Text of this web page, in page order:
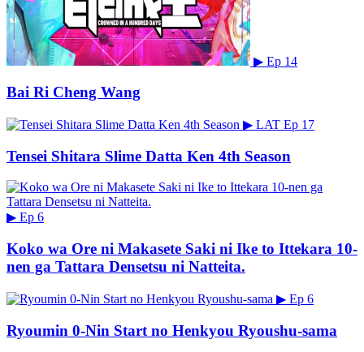
▶ Ep 14
Bai Ri Cheng Wang
▶ LAT Ep 17
Tensei Shitara Slime Datta Ken 4th Season
▶ Ep 6
Koko wa Ore ni Makasete Saki ni Ike to Ittekara 10-
nen ga Tattara Densetsu ni Natteita.
▶ Ep 6
Ryoumin 0-Nin Start no Henkyou Ryoushu-sama